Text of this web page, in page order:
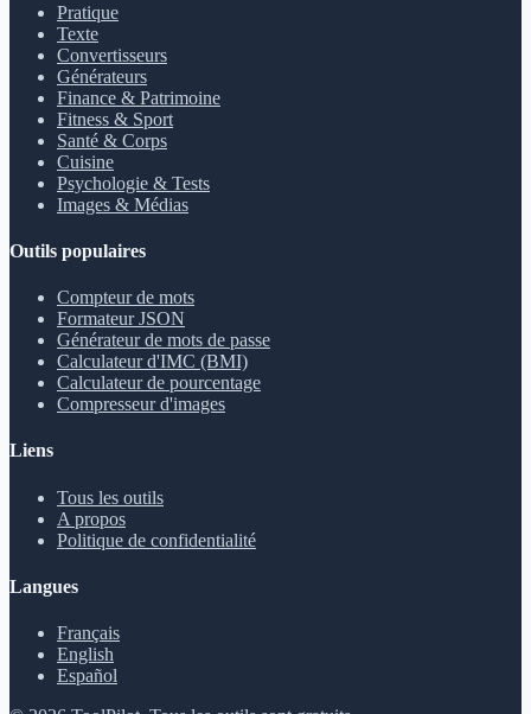
Pratique
Texte
Convertisseurs
Générateurs
Finance & Patrimoine
Fitness & Sport
Santé & Corps
Cuisine
Psychologie & Tests
Images & Médias
Outils populaires
Compteur de mots
Formateur JSON
Générateur de mots de passe
Calculateur d'IMC (BMI)
Calculateur de pourcentage
Compresseur d'images
Liens
Tous les outils
A propos
Politique de confidentialité
Langues
Français
English
Español